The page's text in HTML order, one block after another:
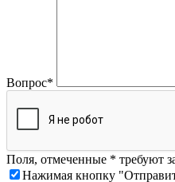
Вопрос*
Поля, отмеченные * требуют
Нажимая кнопку